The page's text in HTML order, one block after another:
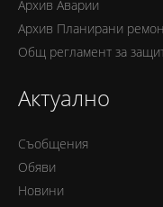
Архив Аварии
Архив Планирани
Oбщ регламент за
Актуално
Съобщения
Обяви
Новини